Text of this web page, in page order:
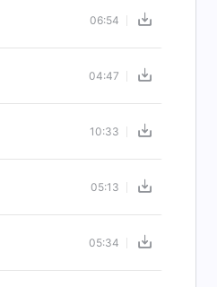
06:54
04:47
10:33
05:13
05:34